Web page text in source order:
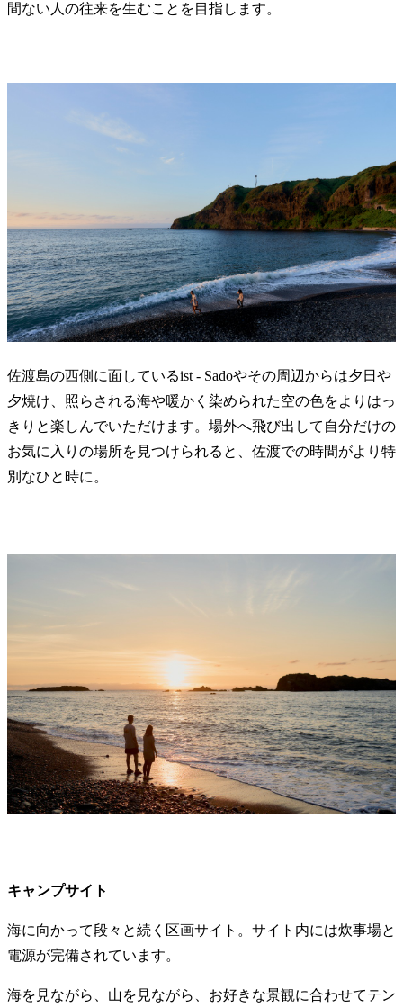
間ない人の往来を生むことを目指します。
佐渡島の西側に面しているist - Sadoやその周辺からは夕日や
夕焼け、照らされる海や暖かく染められた空の色をよりはっ
きりと楽しんでいただけます。場外へ飛び出して自分だけの
お気に入りの場所を見つけられると、佐渡での時間がより特
別なひと時に。
キャンプサイト
海に向かって段々と続く区画サイト。サイト内には炊事場と
電源が完備されています。
海を見ながら、山を見ながら、お好きな景観に合わせてテン